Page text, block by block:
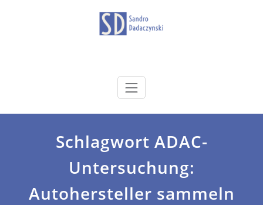
dadaczynski.de
Schlagwort ADAC-
Untersuchung:
Autohersteller sammeln